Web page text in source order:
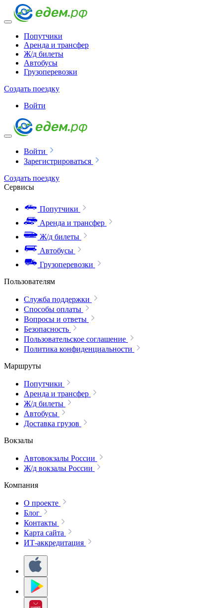
Попутчики
Аренда и трансфер
Ж/д билеты
Автобусы
Грузоперевозки
Создать поездку
Войти
Войти
Зарегистрироваться
Создать поездку
Сервисы
Попутчики
Аренда и трансфер
Ж/д билеты
Автобусы
Грузоперевозки
Пользователям
Служба поддержки
Способы оплаты
Вопросы и ответы
Безопасность
Пользовательское соглашение
Политика конфиденциальности
Маршруты
Попутчики
Аренда и трансфер
Ж/д билеты
Автобусы
Доставка грузов
Вокзалы
Автовокзалы России
Ж/д вокзалы России
Компания
О проекте
Блог
Контакты
Карта сайта
ИТ-аккредитация